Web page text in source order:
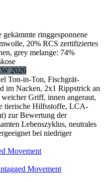
ringgesponnene
20% RCS zertifiziertes
grey melange: 74%
2026
Ton-in-Ton, Fischgrät-
im Nacken, 2x1 Rippstrick an
Griff, innen angeraut,
tierische Hilfsstoffe, LCA-
zur Bewertung der
Lebenszyklus, neutrales
bei niedriger
Movement
Movement